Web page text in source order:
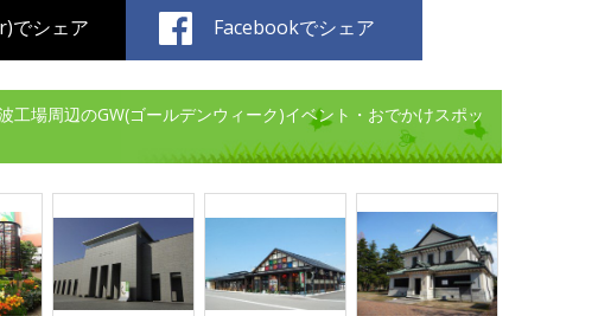
でシェア Facebookでシェア
工場周辺のGW(ゴールデンウィーク)イベント・おでかけスポッ